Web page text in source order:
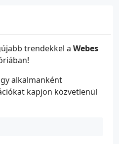
trendekkel a Webes
alkalmanként
kapjon közvetlenül